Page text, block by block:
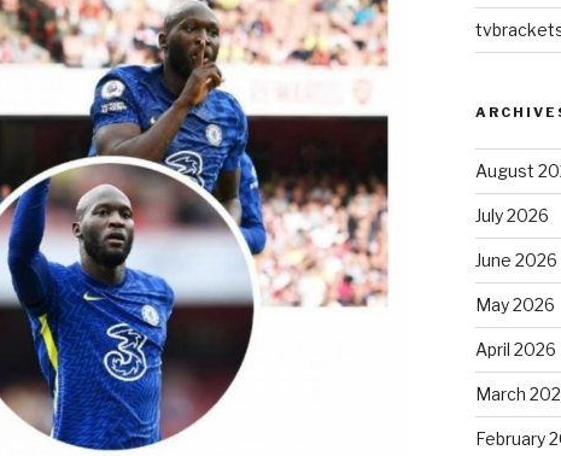
August
July 2026
June 2026
May 2026
April 2026
March
February